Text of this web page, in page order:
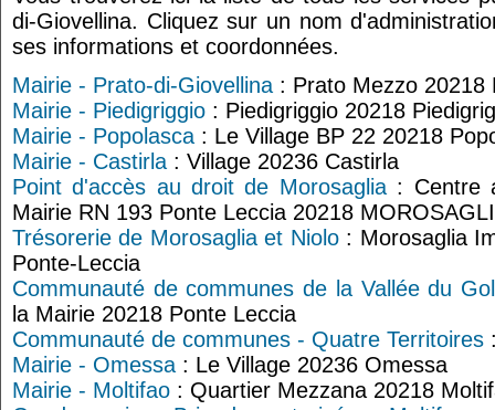
di-Giovellina. Cliquez sur un nom
ses informations et coordonnées.
Mairie - Prato-di-Giovellina : Prato Mezzo 20218
Mairie - Piedigriggio : Piedigriggio 20218
Mairie - Popolasca : Le Village BP 22 20218
Mairie - Castirla : Village 20236 Castirla
Point d'accès au droit de Morosaglia: Centre
Mairie RN 193 Ponte Leccia 20218
Trésorerie de Morosaglia et Niolo: Morosaglia
Ponte-Leccia
Communauté de communes de la Vallée du
la Mairie 20218 Ponte Leccia
Communauté de communes - Quatre Territoires
Mairie - Omessa : Le Village 20236 Omessa
Mairie - Moltifao : Quartier Mezzana 20218